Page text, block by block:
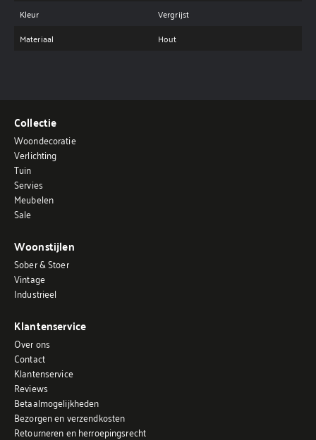
Kleur
Vergrijst
Materiaal
Hout
Collectie
Woondecoratie
Verlichting
Tuin
Servies
Meubelen
Sale
Woonstijlen
Sober & Stoer
Vintage
Industrieel
Klantenservice
Over ons
Contact
Klantenservice
Reviews
Betaalmogelijkheden
Bezorgen en verzendkosten
Retourneren en herroepingsrecht